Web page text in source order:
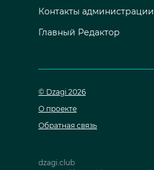
Контакты администрации
Главный Редактор
© Dzagi 2026
О проекте
Обратная связь
dzagi.club